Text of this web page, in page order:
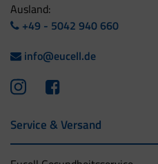
Ausland:
+49 - 5042 940 660
info@eucell.de
Service & Versand